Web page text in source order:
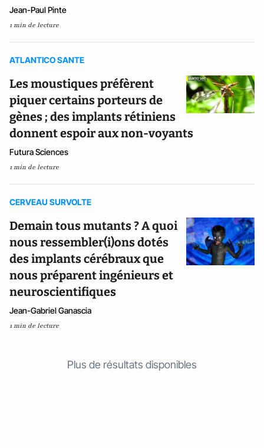
Jean-Paul Pinte
1 min de lecture
ATLANTICO SANTE
Les moustiques préfèrent
piquer certains porteurs de
gènes ; des implants rétiniens
donnent espoir aux non-voyants
Futura Sciences
1 min de lecture
CERVEAU SURVOLTE
Demain tous mutants ? A quoi
nous ressembler(i)ons dotés
des implants cérébraux que
nous préparent ingénieurs et
neuroscientifiques
Jean-Gabriel Ganascia
1 min de lecture
Plus de résultats disponibles